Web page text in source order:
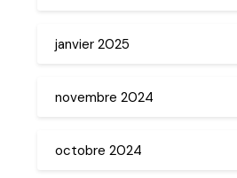
janvier 2025
novembre 2024
octobre 2024